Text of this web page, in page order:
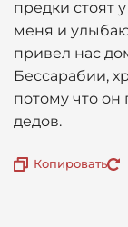
предки стоят
меня и
привел нас
Бессарабии,
потому что
дедов.
Копировать